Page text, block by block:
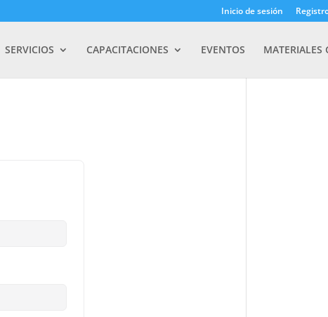
Inicio de sesión
SERVICIOS CAPACITACIONES EVENTOS MATERIALES